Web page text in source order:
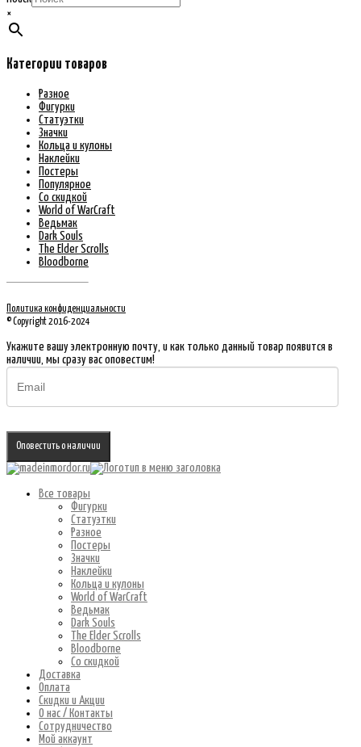
×
Категории товаров
Разное
Фигурки
Статуэтки
Значки
Кольца и кулоны
Наклейки
Постеры
Популярное
Со скидкой
World of WarCraft
Ведьмак
Dark Souls
The Elder Scrolls
Bloodborne
Политика конфиденциальности
© Copyright 2016-2024
Укажите вашу электронную почту, и как только данный товар появится в
наличии, мы сразу вас оповестим!
Оповестить о наличии
Все товары
Фигурки
Статуэтки
Разное
Постеры
Значки
Наклейки
Кольца и кулоны
World of WarCraft
Ведьмак
Dark Souls
The Elder Scrolls
Bloodborne
Со скидкой
Доставка
Оплата
Скидки и Акции
О нас / Контакты
Сотрудничество
Мой аккаунт